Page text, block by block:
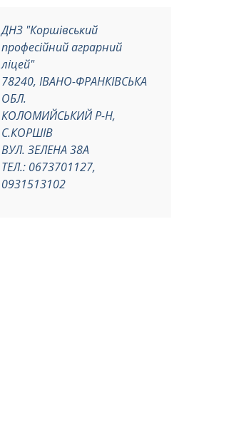
ДНЗ "Коршівський
професійний аграрний
ліцей"
78240, ІВАНО-ФРАНКІВСЬКА
ОБЛ.
КОЛОМИЙСЬКИЙ Р-Н,
С.КОРШІВ
ВУЛ. ЗЕЛЕНА 38А
ТЕЛ.: 0673701127,
0931513102